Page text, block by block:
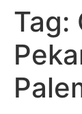
Tag: